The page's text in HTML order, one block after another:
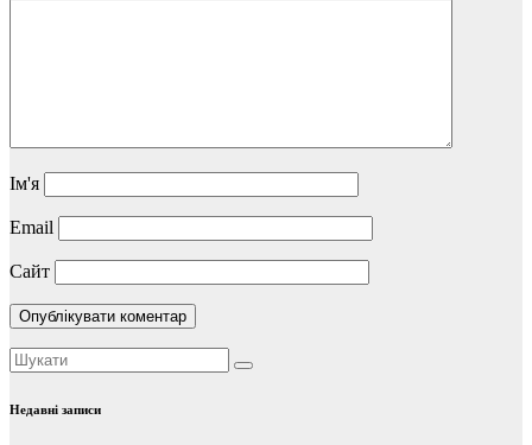
Ім'я
Email
Сайт
Недавні записи